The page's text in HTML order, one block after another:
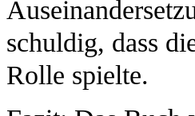
schuldig, dass
Rolle spielte.